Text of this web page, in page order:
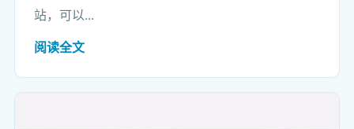
站，可以...
阅读全文